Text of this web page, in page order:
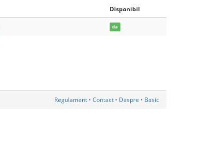
Disponibil
da
Regulament • Contact • Despre • Basic